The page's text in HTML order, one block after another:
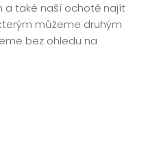
a také naší ochotě najít
můžeme druhým
bez ohledu na